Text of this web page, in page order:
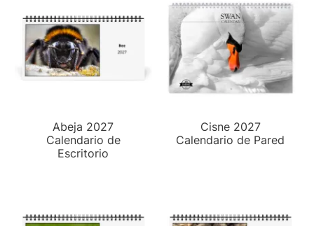
Abeja 2027
Calendario de
Escritorio
Cisne 2027
Calendario de Pared